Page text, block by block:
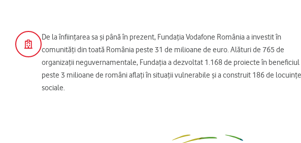
De la înființarea sa şi până în prezent, Fundația Vodafone România a investit în
comunități din toată România peste 31 de milioane de euro. Alături de 765 de
organizații neguvernamentale, Fundația a dezvoltat 1.168 de proiecte în beneficiul
peste 3 milioane de români aflați în situații vulnerabile și a construit 186 de locuințe
sociale.